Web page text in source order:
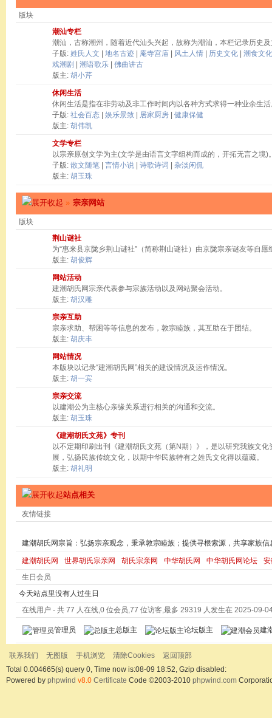
版块
潮汕专栏
潮汕，古称潮州，随着近代汕头兴起，故称为潮汕，本栏记录历史
子版: 姓氏人文 地名古迹 庵寺宫庙 风土人情 历史文化
潮食文化
戏潮剧
潮语歌乐
佛曲讲古
版主: 胡小芹
休闲生活
休闲生活是指在非劳动及非工作时间内以各种方式求得一种业余生
子版: 社会百态 娱乐景致 居家厨房
健康保健
版主: 胡伟凯
文学专栏
以宗亲原创文学为主(文学是由语言文字组构而成的，开拓无言之境)
子版: 散文随笔 言情小说 诗歌诗词
杂淡闲侃
版主: 胡玉珠
» 宗亲网站
版块
荆山谜社
为“惠来县京陇乡荆山谜社”（简称荆山谜社）由京陇宗亲谜友等自
版主: 胡俊辉
网站活动
建潮胡氏网宗亲代表参与宗族活动以及网站聚会活动。
版主: 胡汉雕
宗亲互助
宗亲求助、帮困等等信息的发布，敦宗睦族，其互助在于团结。
版主: 胡庆丰
网站情况
本版块以记录“建潮胡氏网”相关的建设情况及运作情况。
版主: 胡一宾
宗亲交流
以建潮公为主核心亲缘关系进行相关的沟通和交流。
版主: 胡玉珠
《建潮胡氏文苑》专刊
以不定期印刷出刊《建潮胡氏文苑（第N期）》，是以研究我族文
展，弘扬民族传统文化，以期中华民族特有之姓氏文化得以蕴藏。
版主: 胡礼明
站点相关
友情链接
建潮胡氏网宗旨：弘扬宗亲观念，秉承敦宗睦族；提供寻根索源，共享家族信
建潮胡氏网 世界胡氏宗亲网 胡氏宗亲网 中华胡氏网 中华胡氏网论坛
生日会员
今天站点里没有人过生日
在线用户 - 共 77 人在线,0 位会员,77 位访客,最多 29319 人发生在 2025-09-
管理员 总版主 论坛版主 建
联系我们 无图版 手机浏览 清除Cookies
返回顶部
Total 0.004665(s) query 0, Time now is:08-09 18:52, Gzip disabled:
Powered by phpwind v8.0 Certificate Code ©2003-2010 phpwind.com